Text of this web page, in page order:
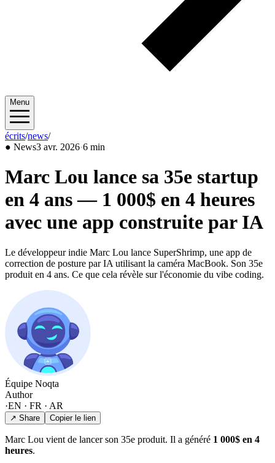
Menu
écrits/news/2026/04
● News3 avr. 2026·6 min
Marc Lou lance sa 35e startup
en 4 ans — 1 000$ en 4 heures
avec une app construite par IA
Le développeur indie Marc Lou lance SuperShrimp, une app de
correction de posture par IA utilisant la caméra MacBook. Son 35e
produit en 4 ans. Ce que cela révèle sur l'économie du vibe coding.
Équipe Noqta
Author
·EN · FR · AR
↗ Share Copier le lien
Marc Lou vient de lancer son 35e produit. Il a généré 1 000$ en 4
heures.